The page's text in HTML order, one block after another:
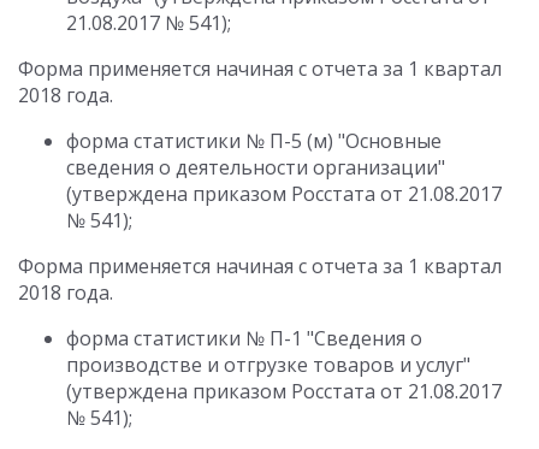
21.08.2017 № 541);
Форма применяется начиная с отчета за 1 квартал
2018 года.
форма статистики № П-5 (м) "Основные
сведения о деятельности организации"
(утверждена приказом Росстата от 21.08.2017
№ 541);
Форма применяется начиная с отчета за 1 квартал
2018 года.
форма статистики № П-1 "Сведения о
производстве и отгрузке товаров и услуг"
(утверждена приказом Росстата от 21.08.2017
№ 541);